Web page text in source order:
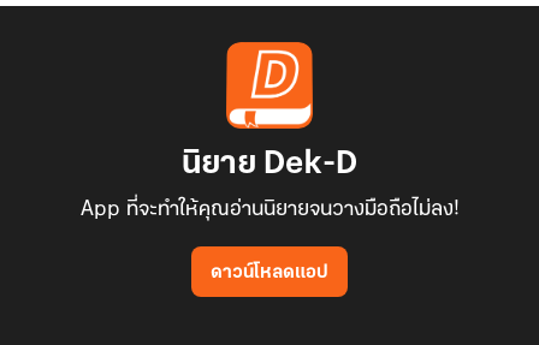
นิยาย Dek-D
App ที่จะทำให้คุณอ่านนิยายจนวางมือถือไม่ลง!
ดาวน์โหลดแอป